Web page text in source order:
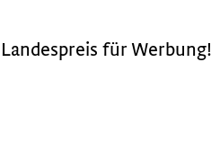
für Werbung!